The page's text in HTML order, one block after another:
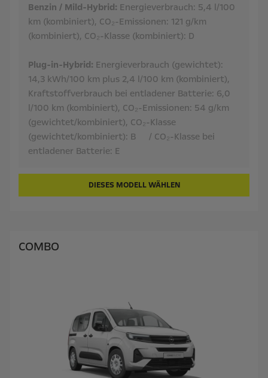
Benzin / Mild-Hybrid: Energieverbrauch: 5,4 l/100
km (kombiniert), CO₂-Emissionen: 121 g/km
(kombiniert), CO₂-Klasse (kombiniert): D
Plug-in-Hybrid: Energieverbrauch (gewichtet):
14,3 kWh/100 km plus 2,4 l/100 km (kombiniert),
Kraftstoffverbrauch bei entladener Batterie: 6,0
l/100 km (kombiniert), CO₂-Emissionen: 54 g/km
(gewichtet/kombiniert), CO₂-Klasse
(gewichtet/kombiniert): B
/ CO₂-Klasse bei
entladener Batterie: E
DIESES MODELL WÄHLEN
COMBO